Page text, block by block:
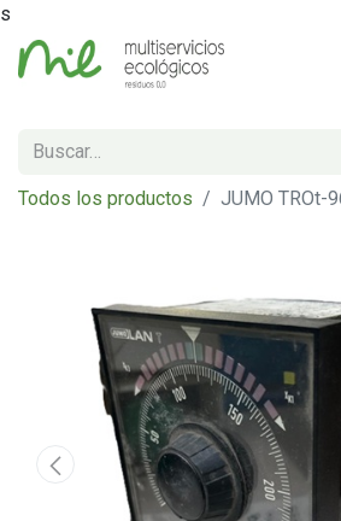
s
Todos los productos JUMO TROt-